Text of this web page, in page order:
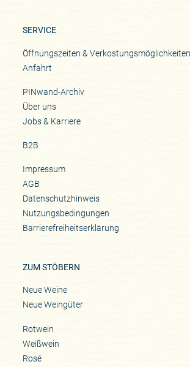
SERVICE
Öffnungszeiten & Verkostungsmöglichkeiten
Anfahrt
PINwand-Archiv
Über uns
Jobs & Karriere
B2B
Impressum
AGB
Datenschutzhinweis
Nutzungsbedingungen
Barrierefreiheitserklärung
ZUM STÖBERN
Neue Weine
Neue Weingüter
Rotwein
Weißwein
Rosé